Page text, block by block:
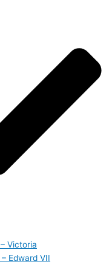
Victoria
Edward VII